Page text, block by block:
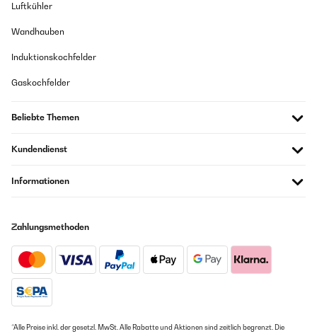
Luftkühler
Wandhauben
Induktionskochfelder
Gaskochfelder
Beliebte Themen
Kundendienst
Informationen
Zahlungsmethoden
*Alle Preise inkl. der gesetzl. MwSt. Alle Rabatte und Aktionen sind zeitlich begrenzt. Die